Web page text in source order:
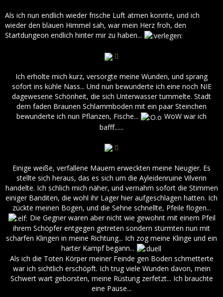
Als ich nun endlich wieder frische Luft atmen konnte, und ich
wieder den blauen Himmel sah, war mein Herz froh, den
Startdungeon endlich hinter mir zu haben...
Ich erholte mich kurz, versorgte meine Wunden, und sprang
sofort ins kühle Nass... Und nun bewunderte ich eine noch NIE
dagewesene Schönheit, die sich Unterwasser tummelte. Stadt
dem faden Braunen Schlammboden mit ein paar Steinchen
bewunderte ich nun Pflanzen, Fische...
WoW war ich
bafff......
Einige weiße, verfallene Mauern erweckten meine Neugier. Es
stellte sich heraus, das es sich um die Ayleidenruine Vilverin
handelte. Ich schlich mich näher, und vernahm sofort die Stimmen
einiger Banditen, die wohl ihr Lager hier aufgeschlagen hatten. Ich
zückte meinen Bogen, und die Sehne schnellte, Pfeile flogen...
Die Gegner waren aber nicht wie gewohnt mit einem Pfeil
ihrem Schöpfer entgegen getreten sondern stürmten nun mit
scharfen Klingen in meine Richtung... Ich zog meine Klinge und ein
harter Kampf begann...
Als ich die Toten Körper meiner Feinde gen Boden schmetterte
war ich sichtlich erschöpft. Ich trug viele Wunden davon, mein
Schwert wart geborsten, meine Rüstung zerfetzt... Ich brauchte
eine Pause...